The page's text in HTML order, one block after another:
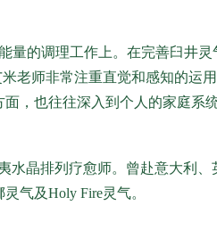
量的调理工作上。在完善臼井
老师非常注重直觉和感知的运
，也往往深入到个人的家庭系
水晶排列疗愈师。曾赴意大利、
气及Holy Fire灵气。